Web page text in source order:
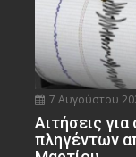
7 Αυγούστου
Αιτήσεις
πληγέντων